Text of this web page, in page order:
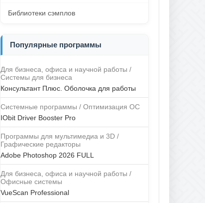
Библиотеки сэмплов
Популярные программы
Для бизнеса, офиса и научной работы /
Системы для бизнеса
Консультант Плюс. Оболочка для работы
Системные программы / Оптимизация ОС
IObit Driver Booster Pro
Программы для мультимедиа и 3D /
Графические редакторы
Adobe Photoshop 2026 FULL
Для бизнеса, офиса и научной работы /
Офисные системы
VueScan Professional